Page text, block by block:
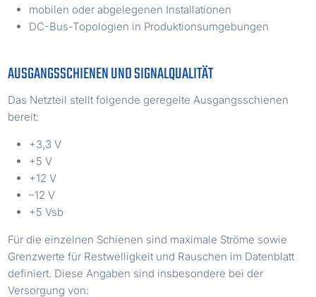
mobilen oder abgelegenen Installationen
DC-Bus-Topologien in Produktionsumgebungen
AUSGANGSSCHIENEN UND SIGNALQUALITÄT
Das Netzteil stellt folgende geregelte Ausgangsschienen
bereit:
+3,3 V
+5 V
+12 V
–12 V
+5 Vsb
Für die einzelnen Schienen sind maximale Ströme sowie
Grenzwerte für Restwelligkeit und Rauschen im Datenblatt
definiert. Diese Angaben sind insbesondere bei der
Versorgung von: